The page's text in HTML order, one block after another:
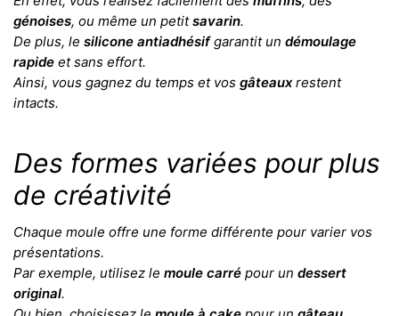
génoises, ou même un petitsavarin.
De plus, le silicone antiadhésifgarantit un démoulage
rapide et sans effort.
Ainsi, vous gagnez du temps et vos gâteauxrestent
intacts.
Des formes variées pour plus
de créativité
Chaque moule offre une forme différente pour varier vos
présentations.
Par exemple, utilisez le moule carré pour un dessert
original.